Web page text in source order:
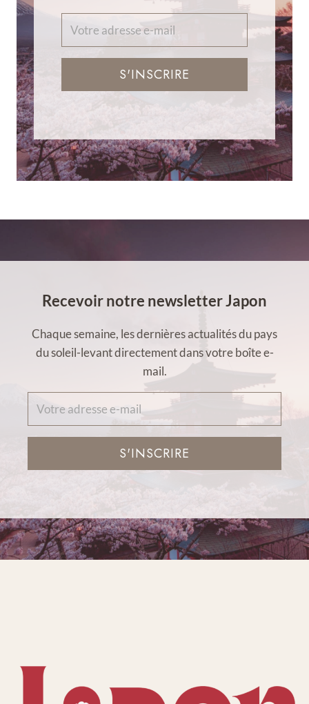
S'INSCRIRE
Recevoir notre newsletter Japon
Chaque semaine, les dernières actualités du pays
du soleil-levant directement dans votre boîte e-
mail.
S'INSCRIRE